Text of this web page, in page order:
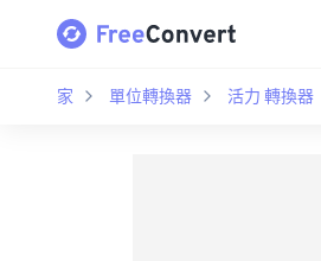
家 單位轉換器 活力 轉換器